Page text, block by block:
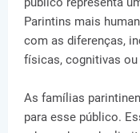
Parintins mais
com as diferenças,
físicas, cognitivas
As famílias
para esse público.